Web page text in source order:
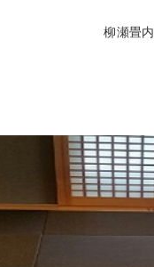
柳瀬畳